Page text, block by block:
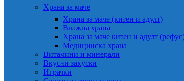
Храна за маче
Храна за маче (китен и адулт)
Влажна храна
Храна за маче китен и адулт (рефус)
Медицинска храна
Витамини и минерали
Вкусни закуски
Играчки